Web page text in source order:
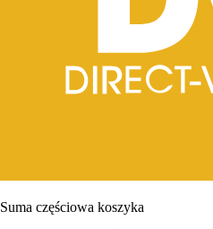
Suma częściowa koszyka